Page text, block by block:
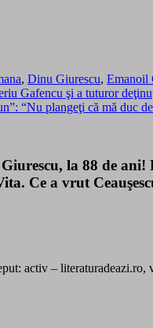
, Dinu Giurescu, Emanoil
Gafencu şi a tuturor
“Nu plangeţi că mă
la 88 de
Ce a vrut
activ – literaturadeazi.ro,